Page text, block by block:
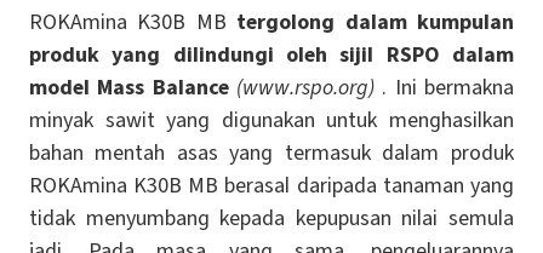
ROKAmina K30B MB tergolong dalam kumpulan
produk yang dilindungi oleh sijil RSPO dalam
model Mass Balance (www.rspo.org) . Ini bermakna
minyak sawit yang digunakan untuk menghasilkan
bahan mentah asas yang termasuk dalam produk
ROKAmina K30B MB berasal daripada tanaman yang
tidak menyumbang kepada kepupusan nilai semula